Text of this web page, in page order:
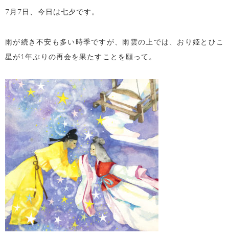
7月 7日、今日は七夕です。
雨が続き不安も多い時季ですが、雨雲の上では、おり姫とひこ
星が1年ぶりの再会を果たすことを願って。